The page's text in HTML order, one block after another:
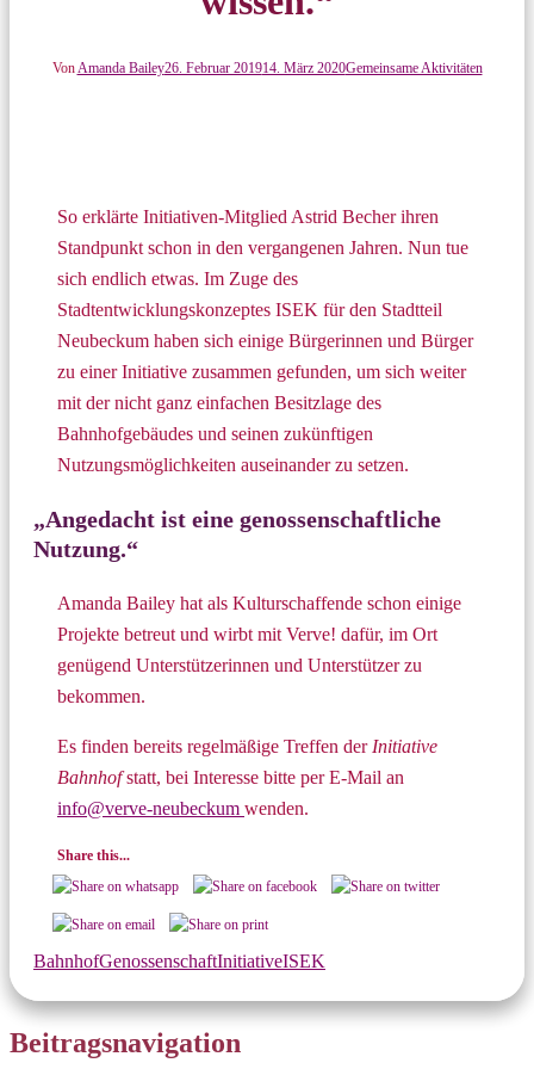
VonAmanda Bailey26. Februar 201914. März 2020Gemeinsame Aktivitäten
So erklärte Initiativen-Mitglied Astrid Becher ihren
Standpunkt schon in den vergangenen Jahren. Nun tue
sich endlich etwas. Im Zuge des
Stadtentwicklungskonzeptes ISEK für den Stadtteil
Neubeckum haben sich einige Bürgerinnen und Bürger
zu einer Initiative zusammen gefunden, um sich weiter
mit der nicht ganz einfachen Besitzlage des
Bahnhofgebäudes und seinen zukünftigen
Nutzungsmöglichkeiten auseinander zu setzen.
„Angedacht ist eine genossenschaftliche
Nutzung.“
Amanda Bailey hat als Kulturschaffende schon einige
Projekte betreut und wirbt mit Verve! dafür, im Ort
genügend Unterstützerinnen und Unterstützer zu
bekommen.
Es finden bereits regelmäßige Treffen derInitiative
Bahnhofstatt, bei Interesse bitte per E-Mail an
info@verve-neubeckum wenden.
Share this...
BahnhofGenossenschaftInitiativeISEK
Beitragsnavigation